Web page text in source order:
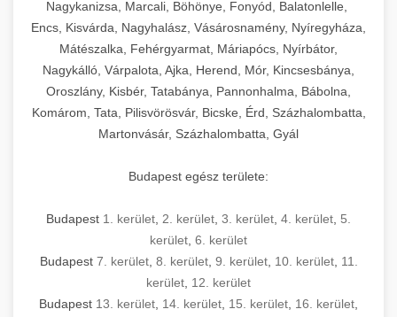
Nagykanizsa, Marcali, Böhönye, Fonyód, Balatonlelle,
Encs, Kisvárda, Nagyhalász, Vásárosnamény, Nyíregyháza,
Mátészalka, Fehérgyarmat, Máriapócs, Nyírbátor,
Nagykálló, Várpalota, Ajka, Herend, Mór, Kincsesbánya,
Oroszlány, Kisbér, Tatabánya, Pannonhalma, Bábolna,
Komárom, Tata, Pilisvörösvár, Bicske, Érd, Százhalombatta,
Martonvásár, Százhalombatta, Gyál
Budapest egész területe:
Budapest 1. kerület 2. kerület 3. kerület 4. kerület 5.
kerület 6. kerület
Budapest 7. kerület, 8. kerület, 9. kerület, 10. kerület, 11.
kerület 12. kerület
Budapest 13. kerület 14. kerület 15. kerület 16. kerület